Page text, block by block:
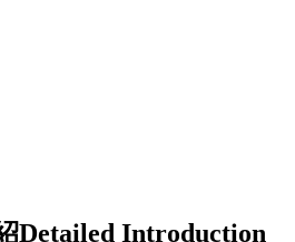
Detailed Introduction